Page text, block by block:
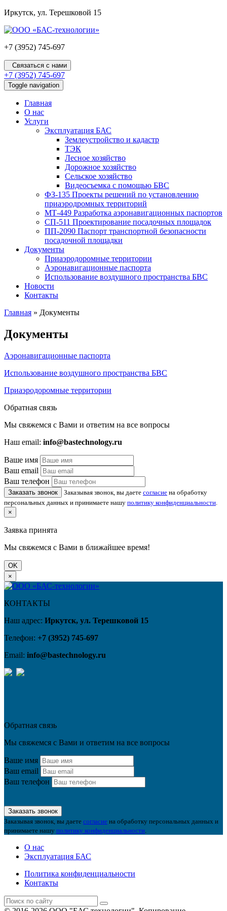
Иркутск, ул. Терешковой 15
+7 (3952) 745-697
Связаться с нами
+7 (3952) 745-697
Toggle navigation
Главная
О нас
Услуги
Эксплуатация БАС
Землеустройство и кадастр
ТЭК
Лесное хозяйство
Дорожное хозяйство
Сельское хозяйство
Видеосъемка с помощью БВС
ФЗ-135 Проекты решений по установлению
приаэродромных территорий
МТ-449 Разработка аэронавигационных паспортов
СП-511 Проектирование посадочных площадок
ПП-2090 Паспорт транспортной безопасности
посадочной площадки
Документы
Приаэродоромные территории
Аэронавигационные паспорта
Использование воздушного пространства БВС
Новости
Контакты
Главная » Документы
Документы
Аэронавигационные паспорта
Использование воздушного пространства БВС
Приаэродоромные территории
Обратная связь
Мы свяжемся с Вами и ответим на все вопросы
Наш email: info@bastechnology.ru
Ваше имя
Ваш email
Ваш телефон
Заказать звонок Заказывая звонок, вы даете согласие на обработку
персональных данных и принимаете нашу политику конфиденциальности
×
Заявка принята
Мы свяжемся с Вами в ближайшее время!
OK
×
КОНТАКТЫ
Наш адрес: Иркутск, ул. Терешковой 15
Телефон: +7 (3952) 745-697
Email: info@bastechnology.ru
Обратная связь
Мы свяжемся с Вами и ответим на все вопросы
Ваше имя
Ваш email
Ваш телефон
Заказать звонок
Заказывая звонок, вы даете согласие на обработку персональных данных и
принимаете нашу политику конфиденциальности
О нас
Эксплуатация БАС
Политика конфиденциальности
Контакты